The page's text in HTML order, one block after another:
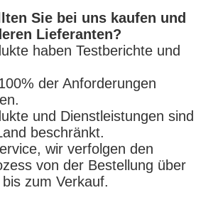
Sie bei uns kaufen und
Lieferanten?
haben Testberichte und
der Anforderungen
und Dienstleistungen sind
beschränkt.
wir verfolgen den
von der Bestellung über
zum Verkauf.